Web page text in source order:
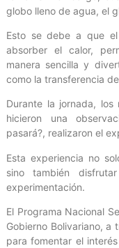
globo lleno de agua, el
Esto se debe a que
absorber el calor,
manera sencilla y
como la transferencia
Durante la jornada,
hicieron una
pasará?, realizaron el
Esta experiencia no
sino también
experimentación.
El Programa Nacional
Gobierno Bolivariano,
para fomentar el